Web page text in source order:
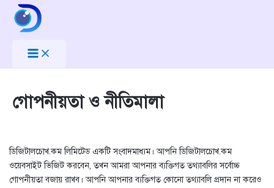
content
গোপনীয়তা ও নীতিমালা
ডিজিটালচোখ.কম লিমিটেড একটি সংবাদমাধ্যম। আপনি ডিজিটালচোখ.কম
ওয়েবসাইট ভিজিট করবেন, তখন আমরা আপনার ব্যক্তিগত তথ্যাবলির সর্বোচ্চ
গোপনীয়তা বজায় রাখব। আপনি আপনার ব্যক্তিগত কোনো তথ্যাবলি প্রদান না করেও